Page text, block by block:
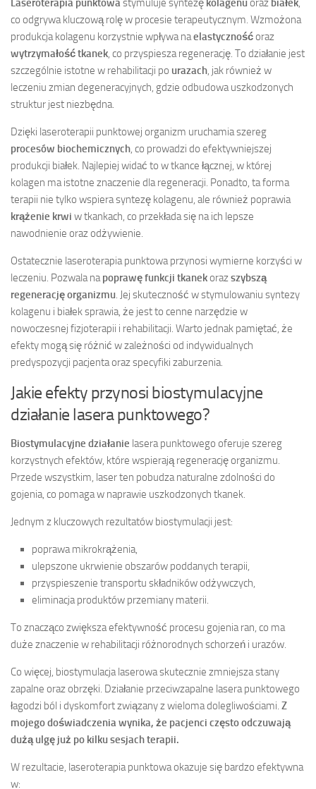
Laseroterapia punktowastymuluje syntezę kolagenuoraz białek,
co odgrywa kluczową rolę w procesie terapeutycznym. Wzmożona
produkcja kolagenu korzystnie wpływa naelastycznośćoraz
wytrzymałość tkanek, co przyspiesza regenerację. To działanie jest
szczególnie istotne w rehabilitacji po urazach, jak również w
leczeniu zmian degeneracyjnych, gdzie odbudowa uszkodzonych
struktur jest niezbędna.
Dzięki laseroterapii punktowej organizm uruchamia szereg
procesów biochemicznych, co prowadzi do efektywniejszej
produkcji białek. Najlepiej widać to w tkance łącznej, w której
kolagen ma istotne znaczenie dla regeneracji. Ponadto, ta forma
terapii nie tylko wspiera syntezę kolagenu, ale również poprawia
krążenie krwi w tkankach, co przekłada się na ich lepsze
nawodnienie oraz odżywienie.
Ostatecznie laseroterapia punktowa przynosi wymierne korzyści w
leczeniu. Pozwala napoprawę funkcji tkanekorazszybszą
regenerację organizmu. Jej skuteczność w stymulowaniu syntezy
kolagenu i białek sprawia, że jest to cenne narzędzie w
nowoczesnej fizjoterapii i rehabilitacji. Warto jednak pamiętać, że
efekty mogą się różnić w zależności od indywidualnych
predyspozycji pacjenta oraz specyfiki zaburzenia.
Jakie efekty przynosi biostymulacyjne
działanie lasera punktowego?
Biostymulacyjne działanie lasera punktowego oferuje szereg
korzystnych efektów, które wspierają regenerację organizmu.
Przede wszystkim, laser ten pobudza naturalne zdolności do
gojenia, co pomaga w naprawie uszkodzonych tkanek.
Jednym z kluczowych rezultatów biostymulacji jest:
poprawa mikrokrążenia,
ulepszone ukrwienie obszarów poddanych terapii,
przyspieszenie transportu składników odżywczych,
eliminacja produktów przemiany materii.
To znacząco zwiększa efektywność procesu gojenia ran, co ma
duże znaczenie w rehabilitacji różnorodnych schorzeń i urazów.
Co więcej, biostymulacja laserowa skutecznie zmniejsza stany
zapalne oraz obrzęki. Działanie przeciwzapalne lasera punktowego
łagodzi ból i dyskomfort związany z wieloma dolegliwościami. Z
mojego doświadczenia wynika, że pacjenci często odczuwają
dużą ulgę już po kilku sesjach terapii.
W rezultacie, laseroterapia punktowa okazuje się bardzo efektywna
w: